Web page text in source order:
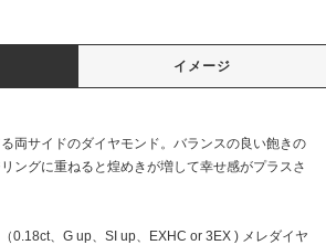
イメージ
両サイドのダイヤモンド。バランスの良い飽きの
ングに重ねると煌めきが増して幸せ感がプラスさ
0.18ct、G up、SI up、EXHC or 3EX ) メレダイヤ